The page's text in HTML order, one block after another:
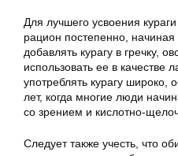
Для лучшего усвоения
рацион постепенно,
добавлять курагу в гречку,
использовать ее в качестве
употреблять курагу широко,
лет, когда многие люди
со зрением и кислотно-
Следует также учесть, что